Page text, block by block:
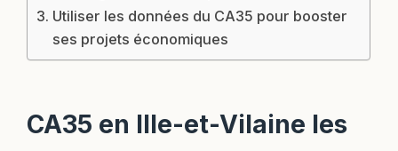
Utiliser les données du CA35 pour booster
ses projets économiques
CA35 en Ille-et-Vilaine les